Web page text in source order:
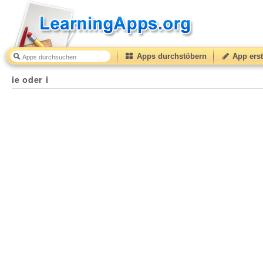
Apps durchstöbern App
ie oder i